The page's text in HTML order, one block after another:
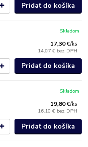
Pridať do košíka
17,30 €/ks
14,07 € bez DPH
Skladom
Pridať do košíka
19,80 €/ks
16,10 € bez DPH
Skladom
Pridať do košíka